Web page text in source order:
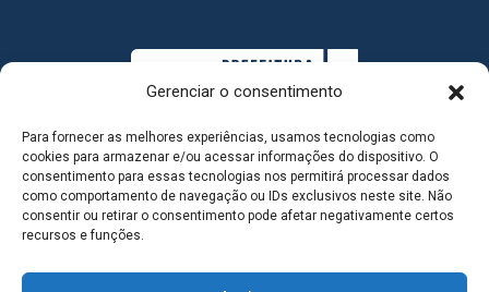
Gerenciar o consentimento
Para fornecer as melhores experiências, usamos tecnologias como
cookies para armazenar e/ou acessar informações do dispositivo. O
consentimento para essas tecnologias nos permitirá processar dados
como comportamento de navegação ou IDs exclusivos neste site. Não
consentir ou retirar o consentimento pode afetar negativamente certos
recursos e funções.
MAPA DO SITE